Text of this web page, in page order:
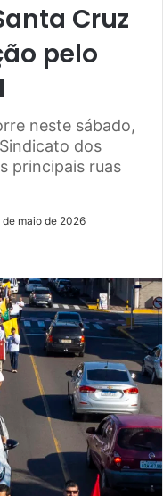
Cruz
pelo
neste sábado,
dos
principais ruas
maio de 2026